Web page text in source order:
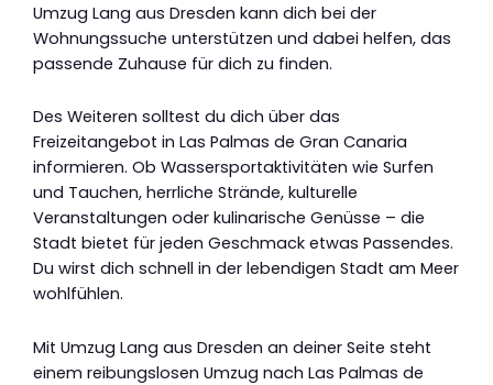
Umzug Lang aus Dresden kann dich bei der
Wohnungssuche unterstützen und dabei helfen, das
passende Zuhause für dich zu finden.
Des Weiteren solltest du dich über das
Freizeitangebot in Las Palmas de Gran Canaria
informieren. Ob Wassersportaktivitäten wie Surfen
und Tauchen, herrliche Strände, kulturelle
Veranstaltungen oder kulinarische Genüsse – die
Stadt bietet für jeden Geschmack etwas Passendes.
Du wirst dich schnell in der lebendigen Stadt am Meer
wohlfühlen.
Mit Umzug Lang aus Dresden an deiner Seite steht
einem reibungslosen Umzug nach Las Palmas de